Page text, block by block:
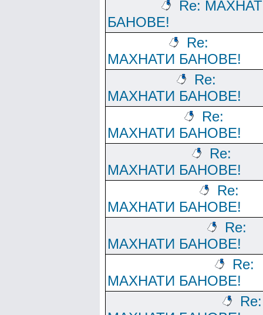
Re:
БАНОВЕ!
Re:
МАХНАТИ БАНОВЕ!
Re:
МАХНАТИ БАНОВЕ!
Re:
МАХНАТИ БАНОВЕ!
Re:
МАХНАТИ БАНОВЕ!
Re:
МАХНАТИ БАНОВЕ!
Re:
МАХНАТИ БАНОВЕ!
Re:
МАХНАТИ БАНОВЕ!
Re: